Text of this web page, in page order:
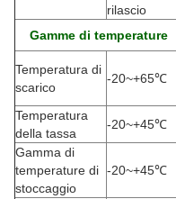
rilascio
Gamme di temperature
Temperatura di
scarico
-20~+65℃
Temperatura
della tassa
-20~+45℃
Gamma di
temperature di
stoccaggio
-20~+45℃